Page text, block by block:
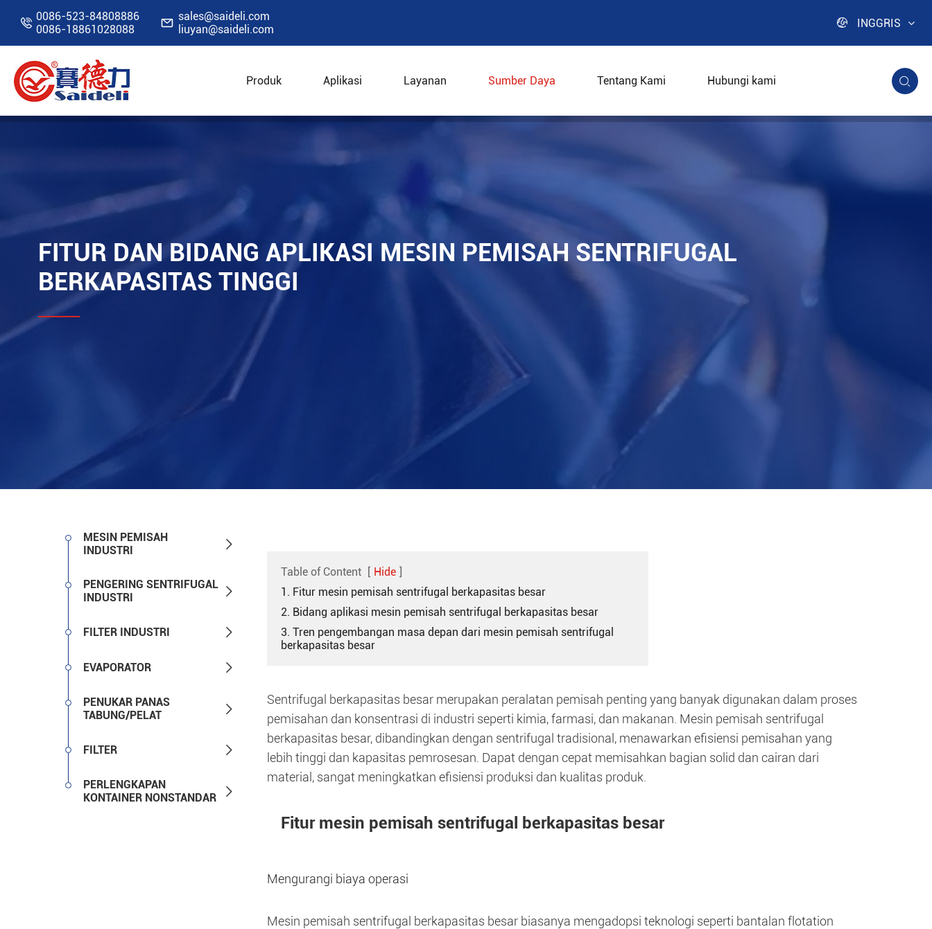
 0086-523-84808886
0086-18861028088
 sales@saideli.com
liuyan@saideli.com
 INGGRIS
Produk Aplikasi Layanan Sumber Daya Tentang Kami Hubungi kami 
Rumah Sumber Daya
FITUR DAN BIDANG APLIKASI MESIN PEMISAH SENTRIFUGAL
BERKAPASITAS TINGGI
MESIN PEMISAH
INDUSTRI

PENGERING SENTRIFUGAL
INDUSTRI

FILTER INDUSTRI 
EVAPORATOR 
PENUKAR PANAS
TABUNG/PELAT

FILTER 
PERLENGKAPAN
KONTAINER NONSTANDAR

Table of Content [ Hide ]
1. Fitur mesin pemisah sentrifugal berkapasitas besar
2. Bidang aplikasi mesin pemisah sentrifugal berkapasitas besar
3. Tren pengembangan masa depan dari mesin pemisah sentrifugal
berkapasitas besar
Sentrifugal berkapasitas besar merupakan peralatan pemisah penting yang banyak digunakan dalam proses
pemisahan dan konsentrasi di industri seperti kimia, farmasi, dan makanan. Mesin pemisah sentrifugal
berkapasitas besar, dibandingkan dengan sentrifugal tradisional, menawarkan efisiensi pemisahan yang
lebih tinggi dan kapasitas pemrosesan. Dapat dengan cepat memisahkan bagian solid dan cairan dari
material, sangat meningkatkan efisiensi produksi dan kualitas produk.
Fitur mesin pemisah sentrifugal berkapasitas besar
Mengurangi biaya operasi
Mesin pemisah sentrifugal berkapasitas besar biasanya mengadopsi teknologi seperti bantalan flotation